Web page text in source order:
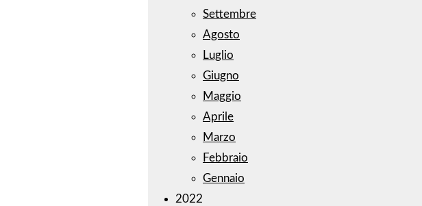
Settembre
Agosto
Luglio
Giugno
Maggio
Aprile
Marzo
Febbraio
Gennaio
2022